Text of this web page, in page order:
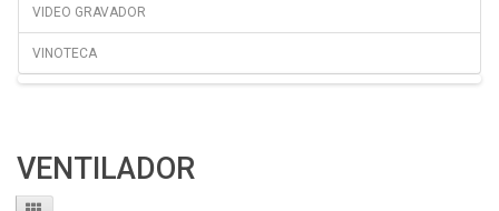
VIDEO GRAVADOR
VINOTECA
VENTILADOR